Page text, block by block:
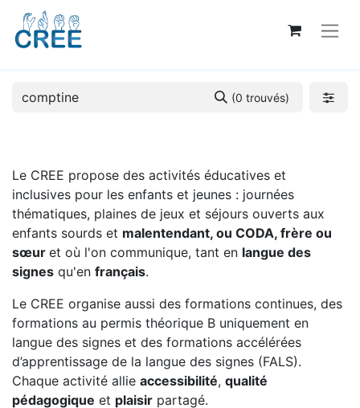
(0 trouvés)
Le CREE propose des activités éducatives et
inclusives pour les enfants et jeunes : journées
thématiques, plaines de jeux et séjours ouverts aux
enfants sourds et malentendant, ou CODA, frère ou
sœur et où l'on communique, tant en langue des
signes qu'en français.
Le CREE organise aussi des formations continues, des
formations au permis théorique B uniquement en
langue des signes et des formations accélérées
d’apprentissage de la langue des signes (FALS).
Chaque activité allie accessibilité, qualité
pédagogique et plaisir partagé.